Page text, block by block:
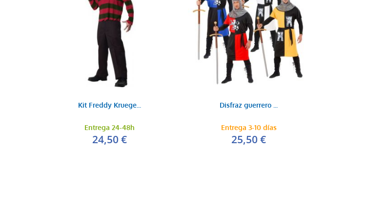
Kit Freddy Kruege...
Entrega 24-48h
24,50 €
Disfraz guerrero ...
Entrega 3-10 días
25,50 €